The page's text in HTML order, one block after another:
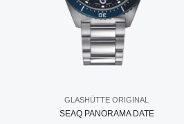
GLASHÜTTE ORIGINAL
SEAQ PANORAMA DATE